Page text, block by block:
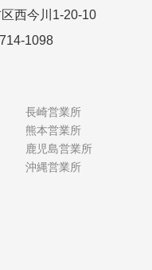
西今川1-20-10
1098
長崎営業所
熊本営業所
鹿児島営業所
沖縄営業所